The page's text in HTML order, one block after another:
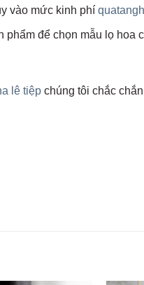
vào mức kinh phí
để chọn mẫu lọ hoa
lê tiệp chúng tôi chắc